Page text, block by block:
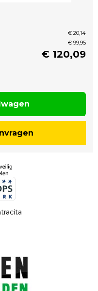
€ 20,14
€ 99,95
€ 120,09